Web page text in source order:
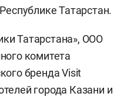
Татарстан.
Татарстана», ООО
комитета
бренда Visit
города Казани и